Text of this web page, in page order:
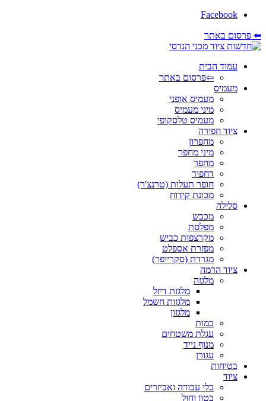
Facebook
⬅ פרסום באתר
עמוד הבית
⇦פרסום באתר
מעמיס
מעמיס אופני
מיני מעמיס
מעמיס טלסקופי
ציוד חפירה
מחפרון
מיני מחפר
מחפר
דחפור
חופר תעלות (טרנצ'ר)
מכונת קידוח
סלילה
מכבש
מפלסת
מקרצפות כביש
מפזרת אספלט
מגרדת (סקרייפר)
ציוד הרמה
מלגזה
מלגזת דיזל
מלגזות חשמל
מלגזון
במות
עגלת משטחים
מנוף נייד
עגורן
בטיחות
ציוד
כלי עבודה ואביזרים
בטון וחול